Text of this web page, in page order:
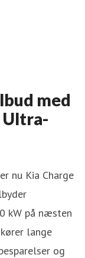
med
Ultra-
nu Kia Charge
kW på næsten
lange
og